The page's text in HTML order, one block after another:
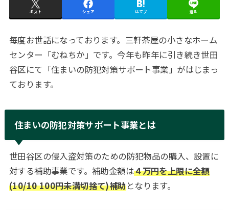
ポスト シェア はてブ 送る
毎度お世話になっております。三軒茶屋の小さなホーム
センター「むねちか」です。今年も昨年に引き続き世田
谷区にて「住まいの防犯対策サポート事業」がはじまっ
ております。
住まいの防犯対策サポート事業とは
世田谷区の侵入盗対策のための防犯物品の購入、設置に
対する補助事業です。補助金額は４万円を上限に全額
(10/10 100円未満切捨て)補助となります。